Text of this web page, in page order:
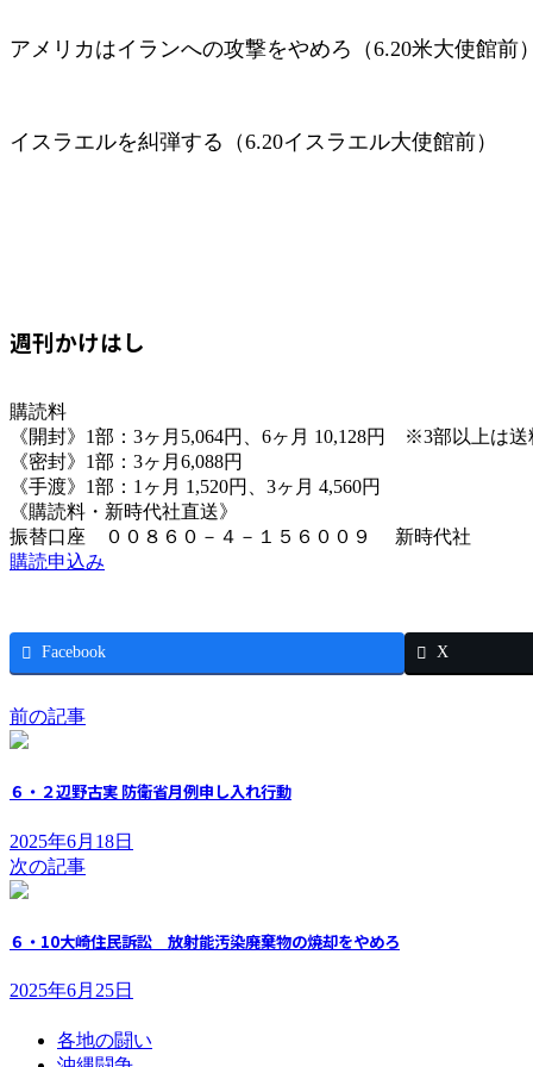
アメリカはイランへの攻撃をやめろ（6.20米大使館前）
イスラエルを糾弾する（6.20イスラエル大使館前）
週刊かけはし
購読料
《開封》1部：3ヶ月5,064円、6ヶ月 10,128円 ※3部以上は送
《密封》1部：3ヶ月6,088円
《手渡》1部：1ヶ月 1,520円、3ヶ月 4,560円
《購読料・新時代社直送》
振替口座 ００８６０－４－１５６００９ 新時代社
購読申込み
Facebook X
前の記事
６・２辺野古実 防衛省月例申し入れ行動
2025年6月18日
次の記事
６・10大崎住民訴訟 放射能汚染廃棄物の焼却をやめろ
2025年6月25日
各地の闘い